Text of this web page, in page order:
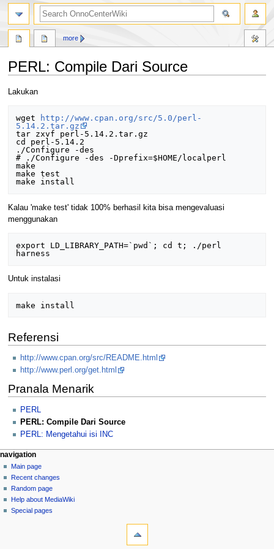
PERL: Compile Dari Source
Jump
navigation
Jump
Lakukan
wget
http://www.cpan.org/src/5.0/perl-
5.14.2.tar.gz
tar zxvf perl-5.14.2.tar.gz
cd perl-5.14.2
./Configure -des
# ./Configure -des -Dprefix=$HOME/localperl
make
make test
Kalau 'make test' tidak 100% berhasil kita bisa mengevaluasi
menggunakan
export LD_LIBRARY_PATH=`pwd`; cd t; ./perl
Untuk instalasi
Referensi
http://www.cpan.org/src/README.html
http://www.perl.org/get.html
Pranala Menarik
PERL
PERL: Compile Dari Source
PERL: Mengetahui isi INC
N
a
v
g
page actions
page
discussion
read
view
source
more
personal tools
log
in
navigation
Main page
Recent changes
Random page
Help about MediaWiki
Special pages
search